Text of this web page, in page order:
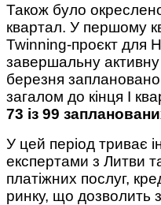
Також було
квартал. У першому
Twinning-проєкт для
завершальну
березня заплановано
загалом до кінця І
73 із 99
У цей період триває
експертами з Литви
платіжних послуг,
ринку, що дозволить